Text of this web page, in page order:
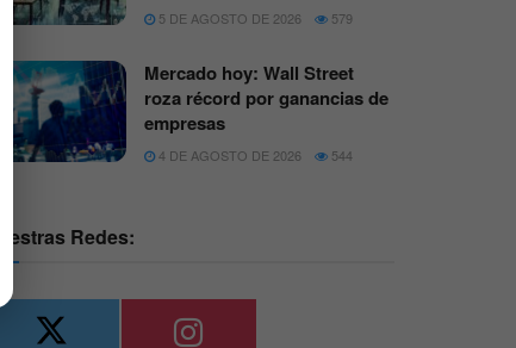
5 DE AGOSTO DE 2026 579
Mercado hoy: Wall Street
roza récord por ganancias de
empresas
4 DE AGOSTO DE 2026 544
Redes: